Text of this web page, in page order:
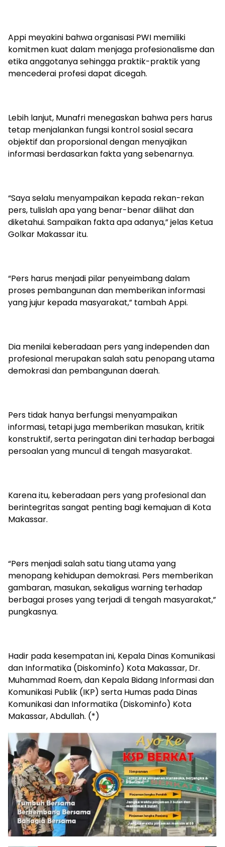
Appi meyakini bahwa organisasi PWI memiliki
komitmen kuat dalam menjaga profesionalisme dan
etika anggotanya sehingga praktik-praktik yang
mencederai profesi dapat dicegah.
Lebih lanjut, Munafri menegaskan bahwa pers harus
tetap menjalankan fungsi kontrol sosial secara
objektif dan proporsional dengan menyajikan
informasi berdasarkan fakta yang sebenarnya.
“Saya selalu menyampaikan kepada rekan-rekan
pers, tulislah apa yang benar-benar dilihat dan
diketahui. Sampaikan fakta apa adanya,” jelas Ketua
Golkar Makassar itu.
“Pers harus menjadi pilar penyeimbang dalam
proses pembangunan dan memberikan informasi
yang jujur kepada masyarakat,” tambah Appi.
Dia menilai keberadaan pers yang independen dan
profesional merupakan salah satu penopang utama
demokrasi dan pembangunan daerah.
Pers tidak hanya berfungsi menyampaikan
informasi, tetapi juga memberikan masukan, kritik
konstruktif, serta peringatan dini terhadap berbagai
persoalan yang muncul di tengah masyarakat.
Karena itu, keberadaan pers yang profesional dan
berintegritas sangat penting bagi kemajuan di Kota
Makassar.
“Pers menjadi salah satu tiang utama yang
menopang kehidupan demokrasi. Pers memberikan
gambaran, masukan, sekaligus warning terhadap
berbagai proses yang terjadi di tengah masyarakat,”
pungkasnya.
Hadir pada kesempatan ini, Kepala Dinas Komunikasi
dan Informatika (Diskominfo) Kota Makassar, Dr.
Muhammad Roem, dan Kepala Bidang Informasi dan
Komunikasi Publik (IKP) serta Humas pada Dinas
Komunikasi dan Informatika (Diskominfo) Kota
Makassar, Abdullah. (*)